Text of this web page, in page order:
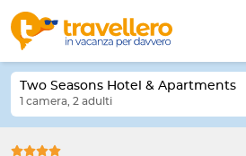
Two Seasons Hotel & Apartments
1 camera, 2 adulti